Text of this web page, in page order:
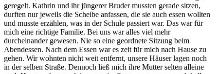
geregelt. Kathrin und ihr jüngerer Bruder mussten gerade sitzen,
durften nur jeweils die Scheibe anfassen, die sie auch essen wollten
und musste erzählen, was in der Schule passiert war. Das war für
mich eine richtige Familie. Bei uns war alles viel mehr
durcheinander gewesen. Nie so eine geordnete Sitzung beim
Abendessen. Nach dem Essen war es zeit für mich nach Hause zu
gehen. Wir wohnten nicht weit entfernt, unsere Häuser lagen noch
in der selben Straße. Dennoch ließ mich ihre Mutter selten alleine